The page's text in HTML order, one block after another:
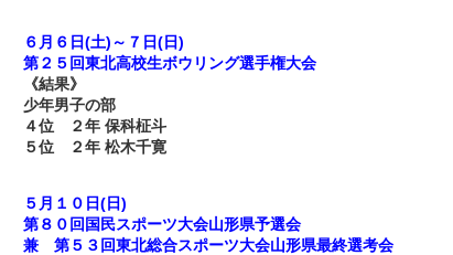
６月６日(土)～７日(日)
第２５回東北高校生ボウリング選手権大会
《結果》
少年男子の部
４位 ２年 保科柾斗
５位 ２年 松木千寛
５月１０日(日)
第８０回国民スポーツ大会山形県予選会
兼 第５３回東北総合スポーツ大会山形県最終選考会